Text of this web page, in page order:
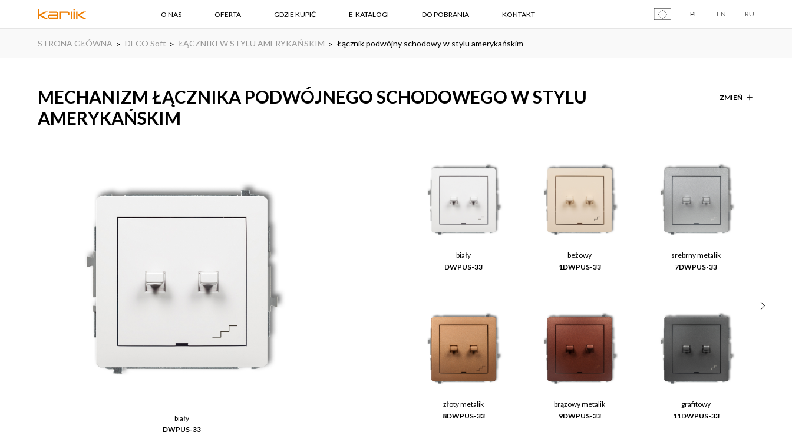
O NAS OFERTA GDZIE KUPIĆ E-KATALOGI DO POBRANIA KONTAKT PL EN RU
STRONA GŁÓWNA DECO Soft ŁĄCZNIKI W STYLU AMERYKAŃSKIM Łącznik podwójny schodowy w stylu amerykańskim
MECHANIZM ŁĄCZNIKA PODWÓJNEGO SCHODOWEGO W STYLU
AMERYKAŃSKIM
ZMIEŃ
biały
DWPUS-33
biały
DWPUS-33
beżowy
1DWPUS-33
srebrny metalik
7DWPUS-33
złoty metalik
8DWPUS-33
brązowy metalik
9DWPUS-33
grafitowy
11DWPUS-33